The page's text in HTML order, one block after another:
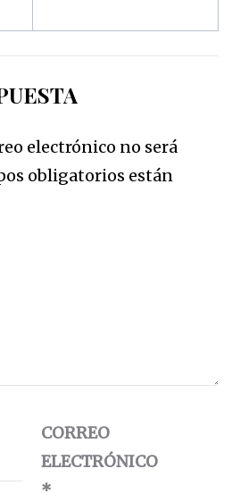
electrónico no será
obligatorios están
CORREO
ELECTRÓNICO
*